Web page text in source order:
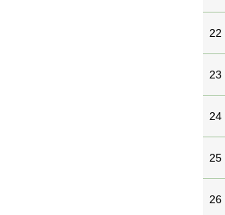
22
23
24
25
26